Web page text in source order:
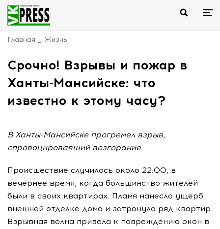
Главная Жизнь
Срочно! Взрывы и пожар в
Ханты-Мансийске: что
известно к этому часу?
В Ханты-Мансийске прогремел взрыв,
спровоцировавший возгорание.
Происшествие случилось около 22:00, в
вечернее время, когда большинство жителей
были в своих квартирах. Пламя нанесло ущерб
внешней отделке дома и затронуло ряд квартир.
Взрывная волна привела к повреждению окон в